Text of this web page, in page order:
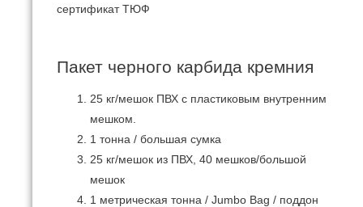
сертификат ТЮФ
Пакет черного карбида кремния
25 кг/мешок ПВХ с пластиковым внутренним
мешком.
1 тонна / большая сумка
25 кг/мешок из ПВХ, 40 мешков/большой
мешок
1 метрическая тонна / Jumbo Bag / поддон